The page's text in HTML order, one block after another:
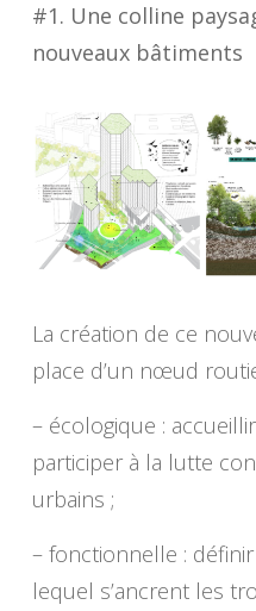
#1. Une colline
nouveaux bâtiments
La création de ce
place d’un nœud
– écologique :
participer à la lutte
urbains ;
– fonctionnelle :
lequel s’ancrent les